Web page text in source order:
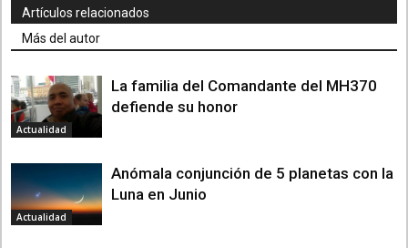
Artículos relacionados
Más del autor
Actualidad
La familia del Comandante del MH370
defiende su honor
Actualidad
Anómala conjunción de 5 planetas con la
Luna en Junio